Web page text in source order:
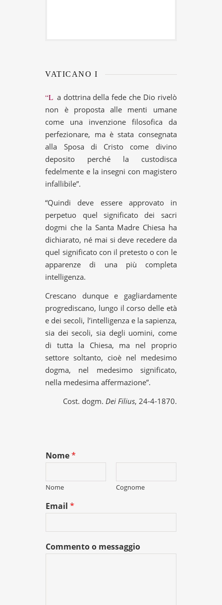
VATICANO I
“La dottrina della fede che Dio rivelò
non è proposta alle menti umane
come una invenzione filosofica da
perfezionare, ma è stata consegnata
alla Sposa di Cristo come divino
deposito perché la custodisca
fedelmente e la insegni con magistero
infallibile”.
“Quindi deve essere approvato in
perpetuo quel significato dei sacri
dogmi che la Santa Madre Chiesa ha
dichiarato, né mai si deve recedere da
quel significato con il pretesto o con le
apparenze di una più completa
intelligenza.
Crescano dunque e gagliardamente
progrediscano, lungo il corso delle età
e dei secoli, l’intelligenza e la sapienza,
sia dei secoli, sia degli uomini, come
di tutta la Chiesa, ma nel proprio
settore soltanto, cioè nel medesimo
dogma, nel medesimo significato,
nella medesima affermazione”.
Cost. dogm. Dei Filius, 24-4-1870.
Nome*
Nome Cognome
Email*
Commento o messaggio